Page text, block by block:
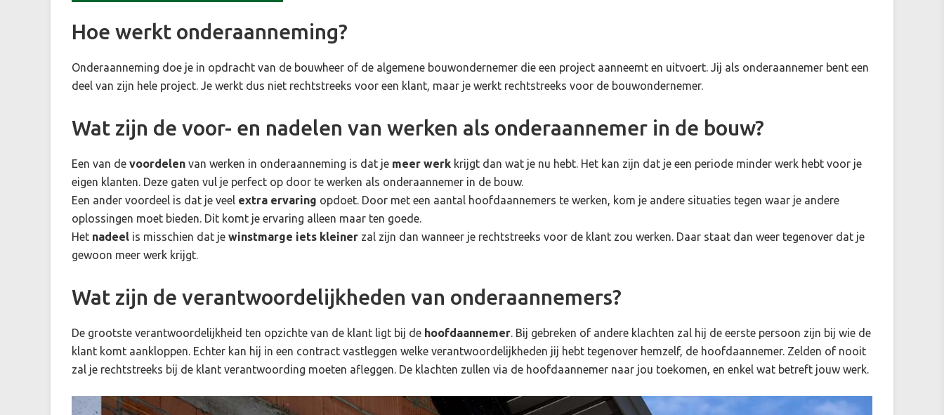
Hoe werkt onderaanneming?
Onderaanneming doe je in opdracht van de bouwheer of de algemene bouwondernemer die een project aanneemt en uitvoert. Jij als onderaannemer bent een
deel van zijn hele project. Je werkt dus niet rechtstreeks voor een klant, maar je werkt rechtstreeks voor de bouwondernemer.
Wat zijn de voor- en nadelen van werken als onderaannemer in de bouw?
Een van de voordelen van werken in onderaanneming is dat je meer werk krijgt dan wat je nu hebt. Het kan zijn dat je een periode minder werk hebt voor je
eigen klanten. Deze gaten vul je perfect op door te werken als onderaannemer in de bouw.
Een ander voordeel is dat je veel extra ervaring opdoet. Door met een aantal hoofdaannemers te werken, kom je andere situaties tegen waar je andere
oplossingen moet bieden. Dit komt je ervaring alleen maar ten goede.
Het nadeel is misschien dat je winstmarge iets kleiner zal zijn dan wanneer je rechtstreeks voor de klant zou werken. Daar staat dan weer tegenover dat je
gewoon meer werk krijgt.
Wat zijn de verantwoordelijkheden van onderaannemers?
De grootste verantwoordelijkheid ten opzichte van de klant ligt bij de hoofdaannemer. Bij gebreken of andere klachten zal hij de eerste persoon zijn bij wie de
klant komt aankloppen. Echter kan hij in een contract vastleggen welke verantwoordelijkheden jij hebt tegenover hemzelf, de hoofdaannemer. Zelden of nooit
zal je rechtstreeks bij de klant verantwoording moeten afleggen. De klachten zullen via de hoofdaannemer naar jou toekomen, en enkel wat betreft jouw werk.